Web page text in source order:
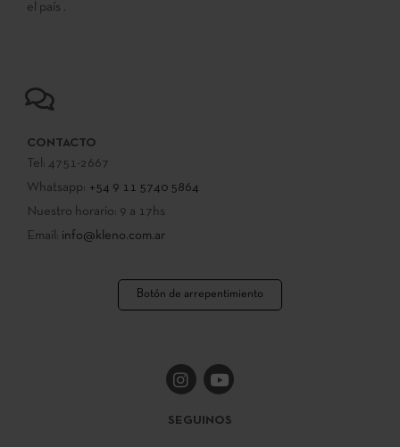
el país .
CONTACTO
Tel: 4751-2667
Whatsapp: +54 9 11 5740 5864
Nuestro horario: 9 a 17hs
Email: info@kleno.com.ar
Botón de arrepentimiento
SEGUINOS